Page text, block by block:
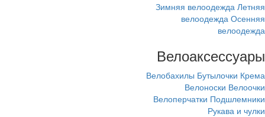
Зимняя велоодежда Летняя
велоодежда Осенняя
велоодежда
Велоаксессуары
Велобахилы Бутылочки Крема
Велоноски Велоочки
Велоперчатки Подшлемники
Рукава и чулки